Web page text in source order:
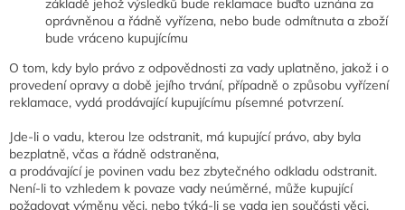
základě jehož výsledků bude reklamace buďto uznána za
oprávněnou a řádně vyřízena, nebo bude odmítnuta a zboží
bude vráceno kupujícímu
O tom, kdy bylo právo z odpovědnosti za vady uplatněno, jakož i o
provedení opravy a době jejího trvání, případně o způsobu vyřízení
reklamace, vydá prodávající kupujícímu písemné potvrzení.
Jde-li o vadu, kterou lze odstranit, má kupující právo, aby byla
bezplatně, včas a řádně odstraněna,
a prodávající je povinen vadu bez zbytečného odkladu odstranit.
Není-li to vzhledem k povaze vady neúměrné, může kupující
požadovat výměnu věci, nebo týká-li se vada jen součásti věci,